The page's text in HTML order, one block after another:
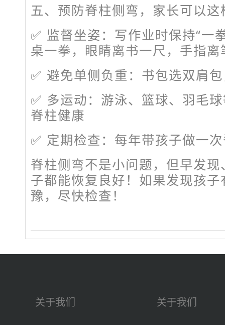
五、预防脊柱侧弯，家长可以这
✅ 监督坐姿：写作业时保持“一
桌一拳，眼睛离书一尺，手指
✅ 避免单侧负重：书包选双肩
✅ 多运动：游泳、篮球、羽毛
脊柱健康
✅ 定期检查：每年带孩子做一
脊柱侧弯不是小问题，但早发
子都能恢复良好！如果发现孩
豫，尽快检查！
关于我们 关于我们